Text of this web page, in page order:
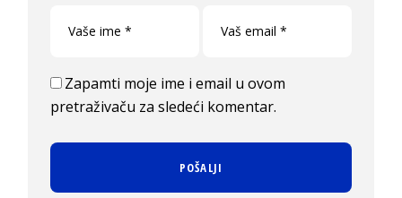
Zapamti moje ime i email u ovom
pretraživaču za sledeći komentar.